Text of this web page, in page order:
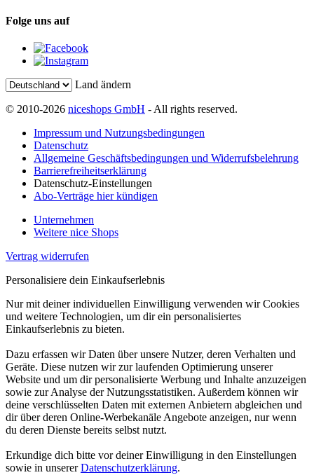
Folge uns auf
Land ändern
© 2010-2026 niceshops GmbH - All rights reserved.
Impressum und Nutzungsbedingungen
Datenschutz
Allgemeine Geschäftsbedingungen und Widerrufsbelehrung
Barrierefreiheitserklärung
Datenschutz-Einstellungen
Abo-Verträge hier kündigen
Unternehmen
Weitere nice Shops
Vertrag widerrufen
Personalisiere dein Einkaufserlebnis
Nur mit deiner individuellen Einwilligung verwenden wir Cookies
und weitere Technologien, um dir ein personalisiertes
Einkaufserlebnis zu bieten.
Dazu erfassen wir Daten über unsere Nutzer, deren Verhalten und
Geräte. Diese nutzen wir zur laufenden Optimierung unserer
Website und um dir personalisierte Werbung und Inhalte anzuzeigen
sowie zur Analyse der Nutzungsstatistiken. Außerdem können wir
deine verschlüsselten Daten mit externen Anbietern abgleichen und
dir über deren Online-Werbekanäle Angebote anzeigen, nur wenn
du deren Dienste bereits selbst nutzt.
Erkundige dich bitte vor deiner Einwilligung in den Einstellungen
sowie in unsererDatenschutzerklärung.